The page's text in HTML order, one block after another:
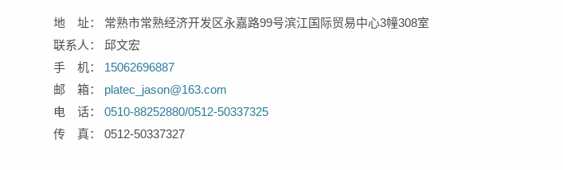
地 址： 常熟市常熟经济开发区永嘉路99号滨江国际贸易中心3幢308室
联系人： 邱文宏
手 机： 15062696887
邮 箱： platec_jason@163.com
电 话： 0510-88252880/0512-50337325
传 真： 0512-50337327